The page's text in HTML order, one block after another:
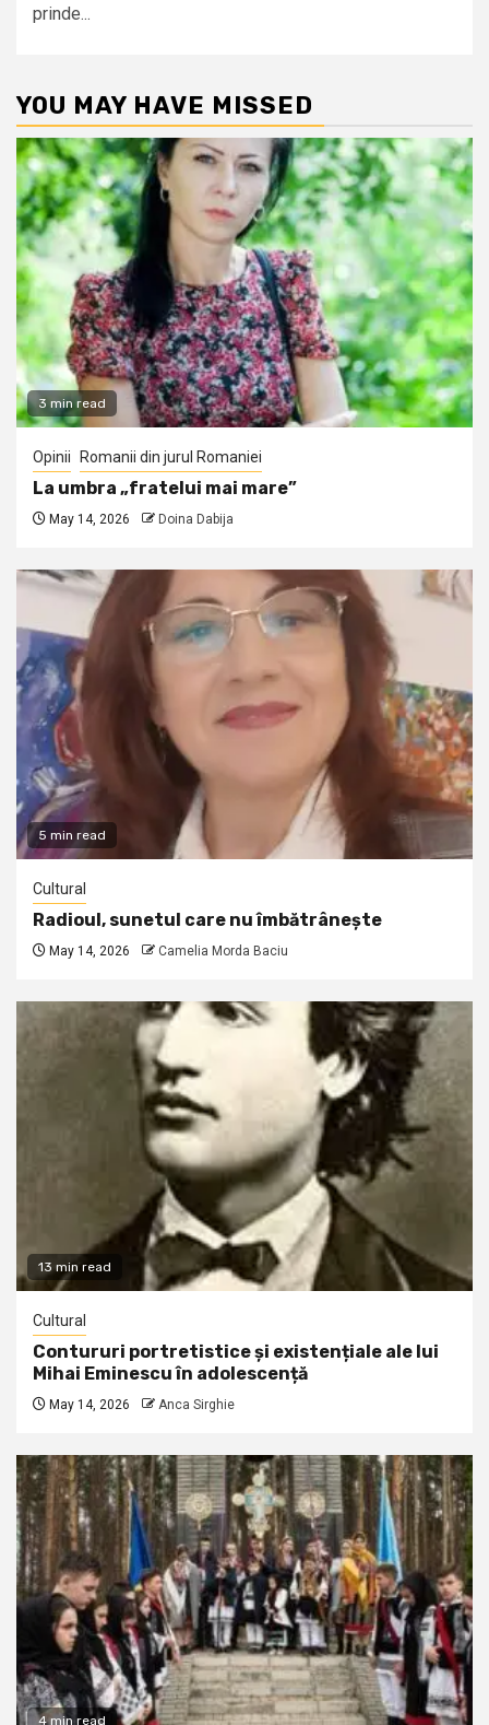
prinde...
YOU MAY HAVE MISSED
3 min read
Opinii Romanii din jurul Romaniei
La umbra „fratelui mai mare”
May 14, 2026 Doina Dabija
5 min read
Cultural
Radioul, sunetul care nu îmbătrânește
May 14, 2026 Camelia Morda Baciu
13 min read
Cultural
Contururi portretistice și existențiale ale lui
Mihai Eminescu în adolescență
May 14, 2026 Anca Sirghie
4 min read